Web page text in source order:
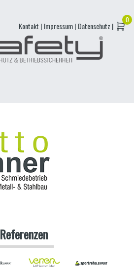
Kontakt | Impressum | Datenschutz |
Referenzen